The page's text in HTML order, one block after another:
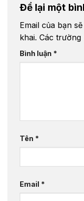
Để lại một
Email của bạn
khai. Các trường
Bình luận *
Tên *
Email *